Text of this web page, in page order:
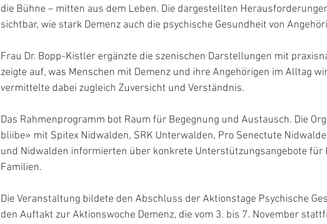
die Bühne – mitten aus dem Leben. Die dargestellten
sichtbar, wie stark Demenz auch die psychische Gesundheit von
Frau Dr. Bopp-Kistler ergänzte die szenischen Darstellungen mit
zeigte auf, was Menschen mit Demenz und ihre Angehörigen im Alltag
vermittelte dabei zugleich Zuversicht und Verständnis.
Das Rahmenprogramm bot Raum für Begegnung und Austausch. Die
bliibe» mit Spitex Nidwalden, SRK Unterwalden, Pro Senectute
und Nidwalden informierten über konkrete Unterstützungsangebote für
Familien.
Die Veranstaltung bildete den Abschluss der Aktionstage Psychische
den Auftakt zur Aktionswoche Demenz, die vom 3. bis 7. November